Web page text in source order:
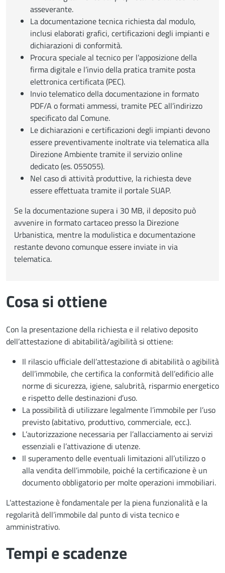
asseverante.
La documentazione tecnica richiesta dal modulo,
inclusi elaborati grafici, certificazioni degli impianti e
dichiarazioni di conformità.
Procura speciale al tecnico per l’apposizione della
firma digitale e l’invio della pratica tramite posta
elettronica certificata (PEC).
Invio telematico della documentazione in formato
PDF/A o formati ammessi, tramite PEC all’indirizzo
specificato dal Comune.
Le dichiarazioni e certificazioni degli impianti devono
essere preventivamente inoltrate via telematica alla
Direzione Ambiente tramite il servizio online
dedicato (es. 055055).
Nel caso di attività produttive, la richiesta deve
essere effettuata tramite il portale SUAP.
Se la documentazione supera i 30 MB, il deposito può
avvenire in formato cartaceo presso la Direzione
Urbanistica, mentre la modulistica e documentazione
restante devono comunque essere inviate in via
telematica.
Cosa si ottiene
Con la presentazione della richiesta e il relativo deposito
dell’attestazione di abitabilità/agibilità si ottiene:
Il rilascio ufficiale dell’attestazione di abitabilità o agibilità
dell’immobile, che certifica la conformità dell’edificio alle
norme di sicurezza, igiene, salubrità, risparmio energetico
e rispetto delle destinazioni d’uso.
La possibilità di utilizzare legalmente l’immobile per l’uso
previsto (abitativo, produttivo, commerciale, ecc.).
L’autorizzazione necessaria per l’allacciamento ai servizi
essenziali e l’attivazione di utenze.
Il superamento delle eventuali limitazioni all’utilizzo o
alla vendita dell’immobile, poiché la certificazione è un
documento obbligatorio per molte operazioni immobiliari.
L’attestazione è fondamentale per la piena funzionalità e la
regolarità dell’immobile dal punto di vista tecnico e
amministrativo.
Tempi e scadenze